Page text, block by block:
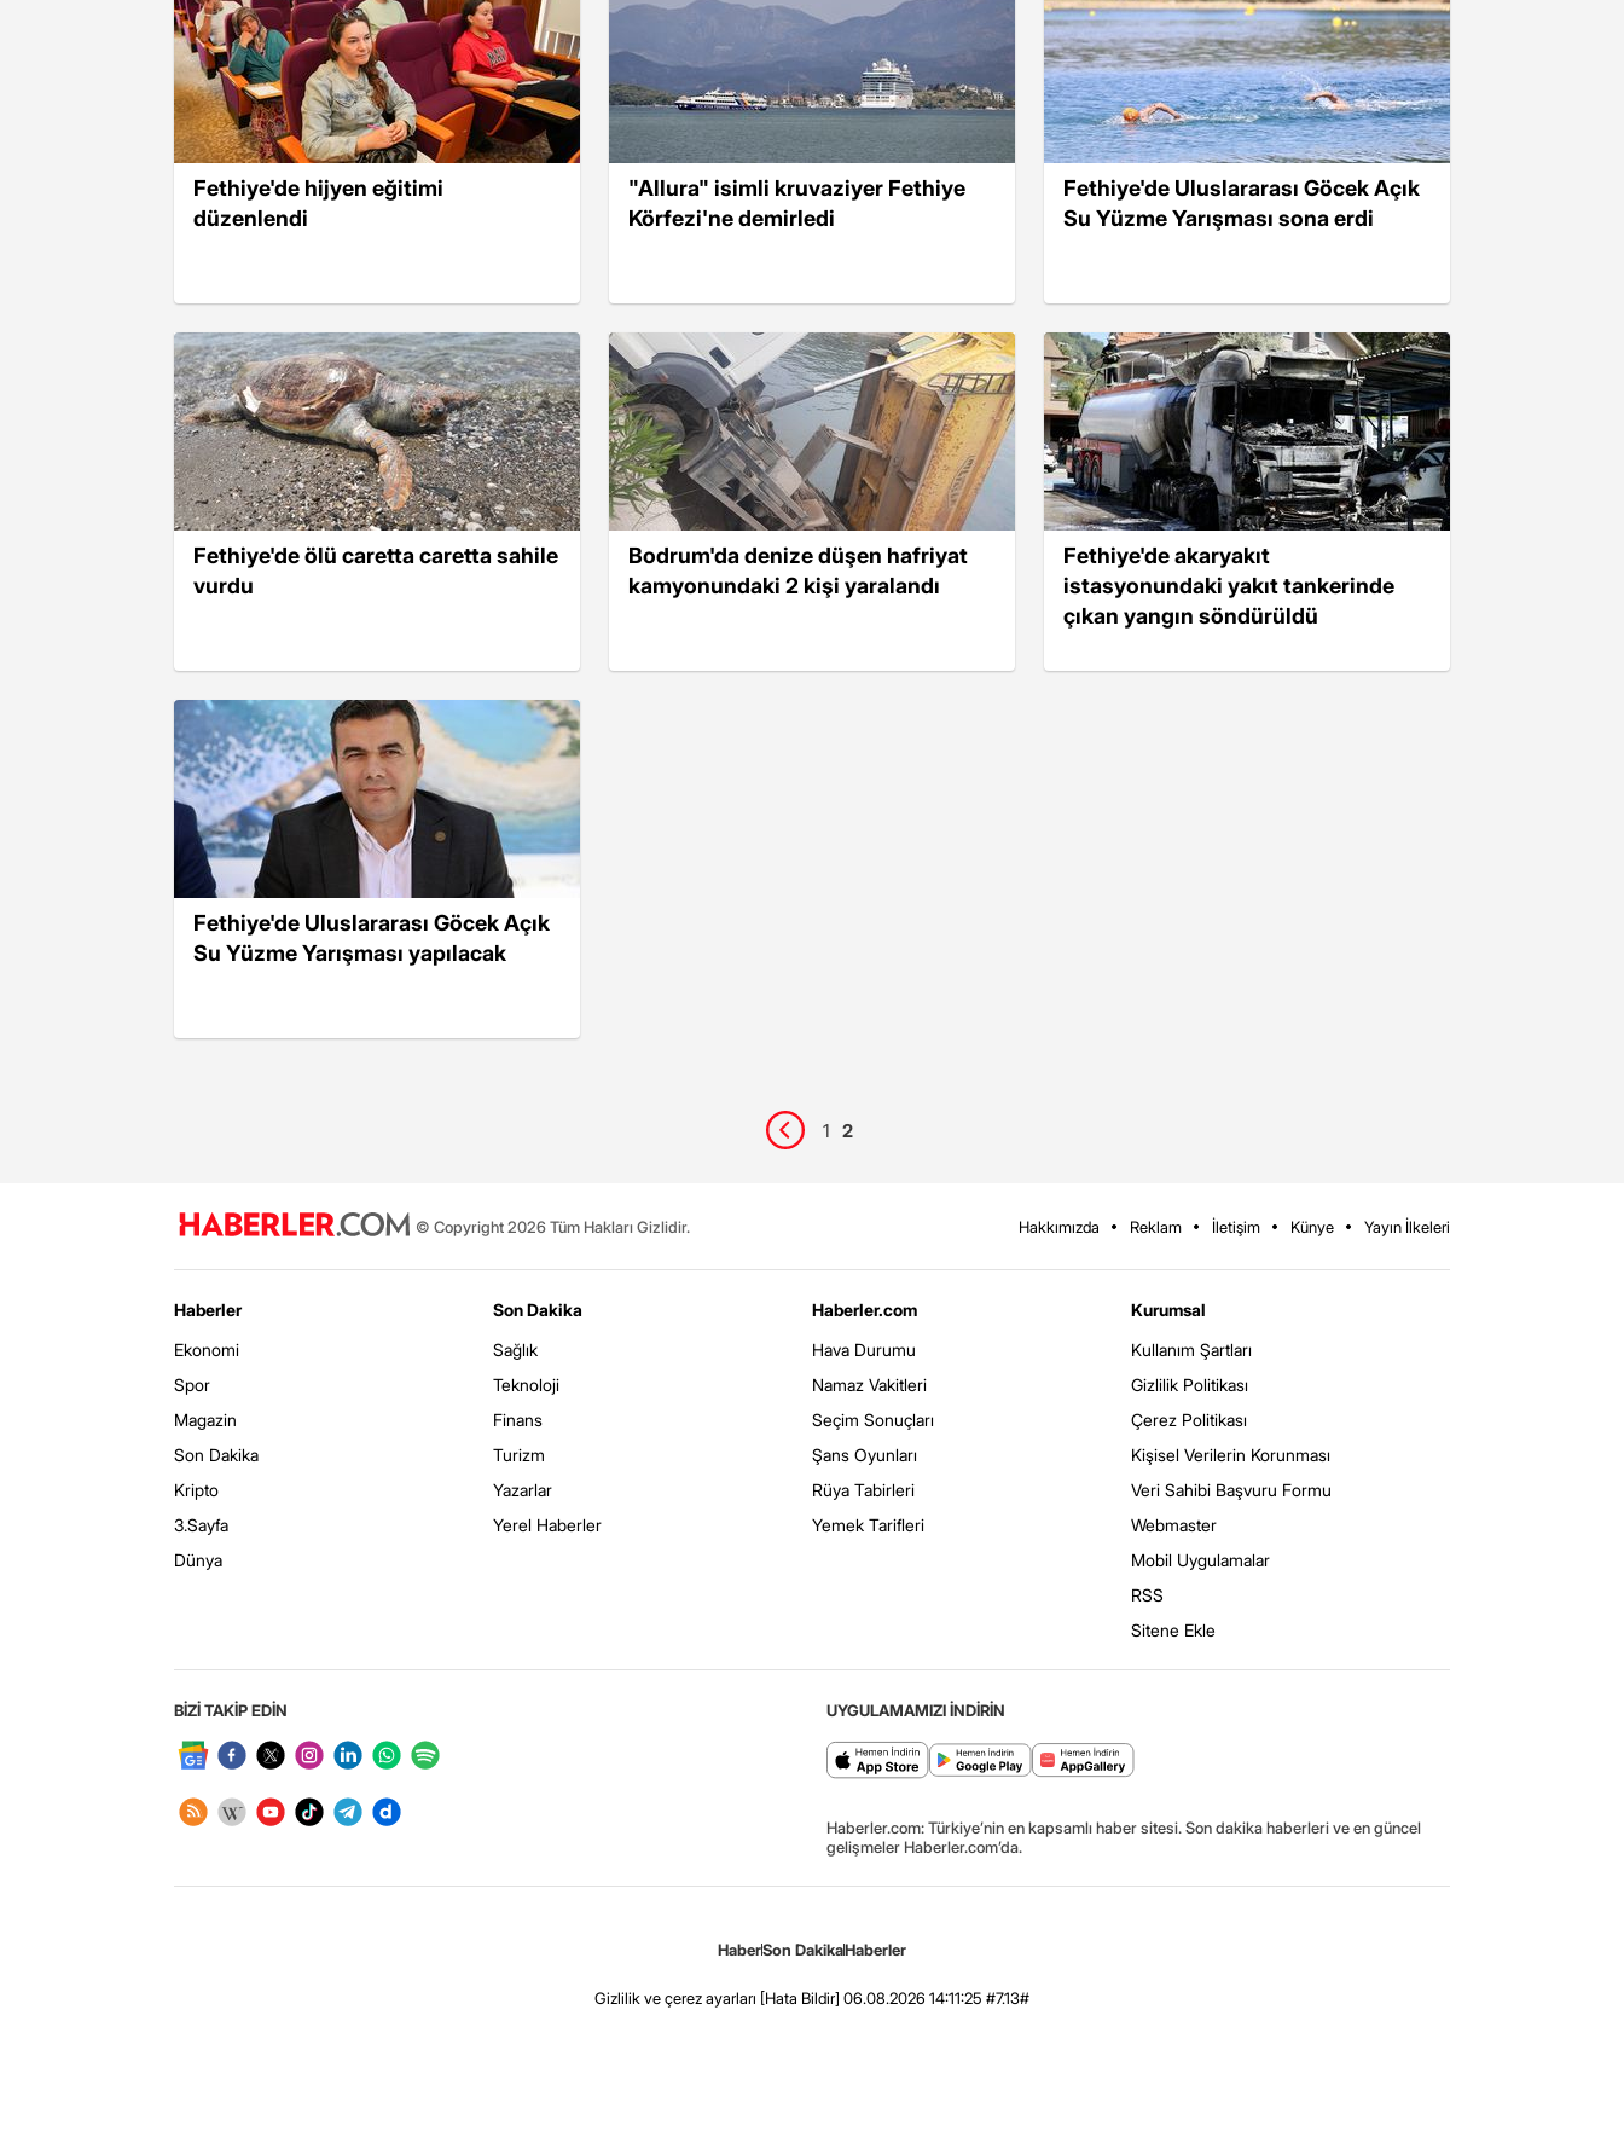
Fethiye'de hijyen eğitimi
düzenlendi
"Allura" isimli kruvaziyer Fethiye
Körfezi'ne demirledi
Fethiye'de Uluslararası Göcek Açık
Su Yüzme Yarışması sona erdi
Fethiye'de ölü caretta caretta sahile
vurdu
Bodrum'da denize düşen hafriyat
kamyonundaki 2 kişi yaralandı
Fethiye'de akaryakıt
istasyonundaki yakıt tankerinde
çıkan yangın söndürüldü
Fethiye'de Uluslararası Göcek Açık
Su Yüzme Yarışması yapılacak
1 2
© Copyright 2026 Tüm Hakları Gizlidir. Hakkımızda Reklam İletişim Künye Yayın İlkeleri
Haberler
Ekonomi
Spor
Magazin
Son Dakika
Kripto
3.Sayfa
Dünya
Son Dakika
Sağlık
Teknoloji
Finans
Turizm
Yazarlar
Yerel Haberler
Haberler.com
Hava Durumu
Namaz Vakitleri
Seçim Sonuçları
Şans Oyunları
Rüya Tabirleri
Yemek Tarifleri
Kurumsal
Kullanım Şartları
Gizlilik Politikası
Çerez Politikası
Kişisel Verilerin Korunması
Veri Sahibi Başvuru Formu
Webmaster
Mobil Uygulamalar
RSS
Sitene Ekle
BİZİ TAKİP EDİN UYGULAMAMIZI İNDİRİN
Haberler.com: Türkiye’nin en kapsamlı haber sitesi. Son dakika haberleri ve en güncel
gelişmeler Haberler.com’da.
HaberSon DakikaHaberler
Gizlilik ve çerez ayarları [Hata Bildir] 06.08.2026 14:11:25 #7.13#